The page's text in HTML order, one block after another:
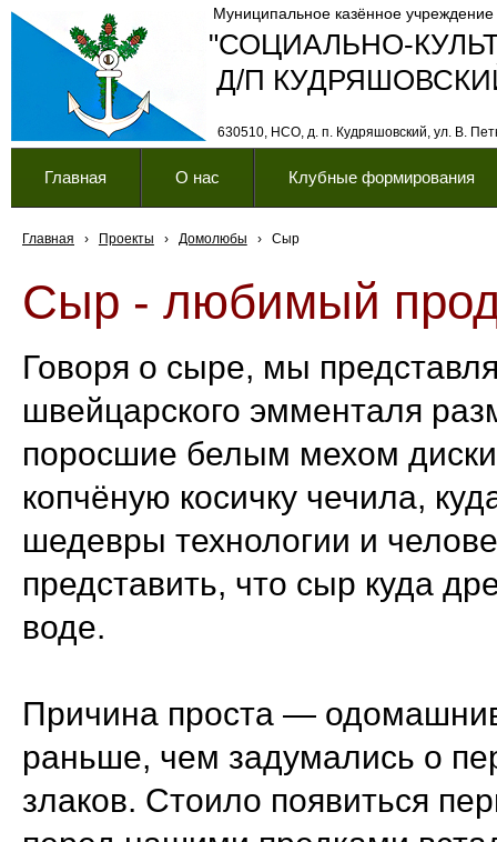
"СОЦИАЛЬНО-
630510, НСО, д. п. Кудряшовский, ул. В.
Муниципальное казённое учреждение
Д/П
Главная О нас Клубные формирования
Главная › Проекты › Домолюбы › Сыр
Сыр - любимый
Говоря о сыре, мы
швейцарского эмменталя
поросшие белым мехом
копчёную косичку чечила,
шедевры технологии и
представить, что сыр куда
воде.
Причина проста —
раньше, чем задумались о
злаков. Стоило появиться